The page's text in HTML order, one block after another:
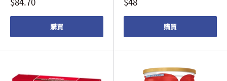
購買 購買